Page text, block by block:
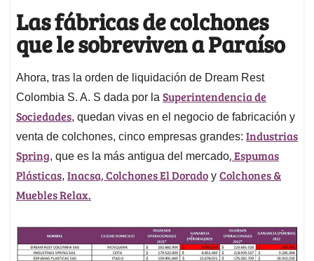
Las fábricas de colchones
que le sobreviven a Paraíso
Ahora, tras la orden de liquidación de Dream Rest
Colombia S. A. S dada por la Superintendencia de
Sociedades, quedan vivas en el negocio de fabricación y
venta de colchones, cinco empresas grandes: Industrias
Spring, que es la más antigua del mercado, Espumas
Plásticas, Inacsa,Colchones El Dorado y Colchones &
Muebles Relax.